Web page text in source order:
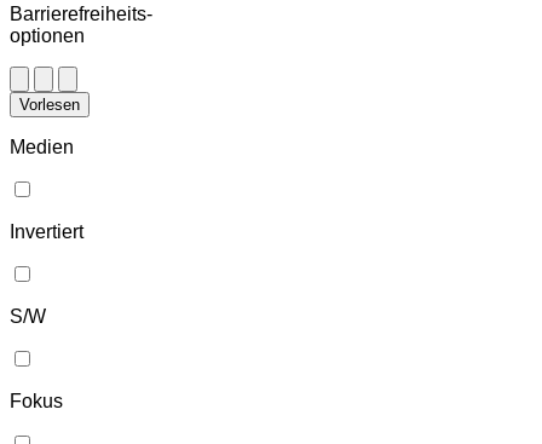
Barrierefreiheits-
optionen
Vorlesen
Medien
Invertiert
S/W
Fokus